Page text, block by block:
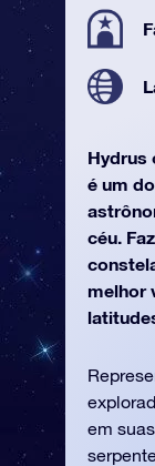
Hydrus
é um
céu.
melhor
em